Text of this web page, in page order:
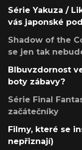
Série Yakuza /
vás japonské
Shadow of the
se jen tak
Blbuvzdornost
boty zábavy?
Série Final
začátečníky
Filmy, které se
nepřiznají)